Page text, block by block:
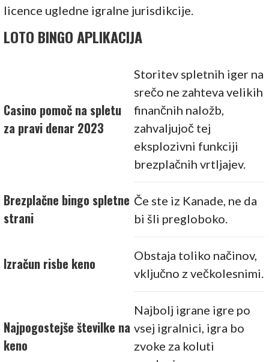
licence ugledne igralne jurisdikcije.
LOTO BINGO APLIKACIJA
Casino pomoč na spletu
za pravi denar 2023
Storitev spletnih iger na
srečo ne zahteva velikih
finančnih naložb,
zahvaljujoč tej
eksplozivni funkciji
brezplačnih vrtljajev.
Brezplačne bingo spletne
strani
Če ste iz Kanade, ne da
bi šli pregloboko.
Izračun risbe keno
Obstaja toliko načinov,
vključno z večkolesnimi.
Najpogostejše številke na
keno
Najbolj igrane igre po
vsej igralnici, igra bo
zvoke za koluti